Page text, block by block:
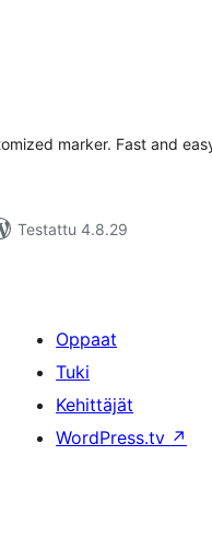
marker. Fast and
Testattu 4.8.29
Oppaat
Tuki
Kehittäjät
WordPress.tv ↗